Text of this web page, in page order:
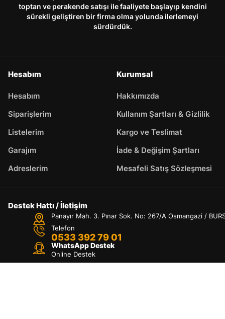
toptan ve perakende satışı ile faaliyete başlayıp kendini
sürekli geliştiren bir firma olma yolunda ilerlemeyi
sürdürdük.
Hesabım
Hesabım
Siparişlerim
Listelerim
Garajım
Adreslerim
Kurumsal
Hakkımızda
Kullanım Şartları & Gizlilik
Kargo ve Teslimat
İade & Değişim Şartları
Mesafeli Satış Sözleşmesi
Destek Hattı / İletişim
Panayır Mah. 3. Pınar Sok. No: 267/A Osmangazi /
Telefon
0533 392 79 01
WhatsApp Destek
Online Destek